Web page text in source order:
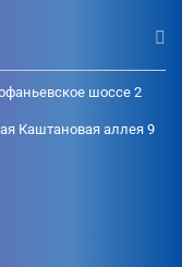
шоссе 2
Каштановая аллея 9